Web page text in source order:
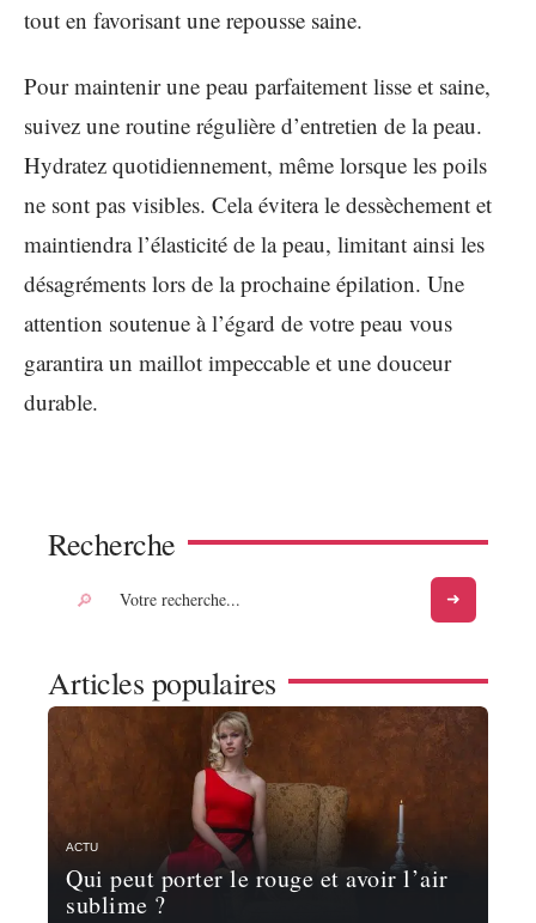
tout en favorisant une repousse saine.
Pour maintenir une peau parfaitement lisse et saine,
suivez une routine régulière d’entretien de la peau.
Hydratez quotidiennement, même lorsque les poils
ne sont pas visibles. Cela évitera le dessèchement et
maintiendra l’élasticité de la peau, limitant ainsi les
désagréments lors de la prochaine épilation. Une
attention soutenue à l’égard de votre peau vous
garantira un maillot impeccable et une douceur
durable.
Recherche
Articles populaires
ACTU
Qui peut porter le rouge et avoir l’air
sublime ?